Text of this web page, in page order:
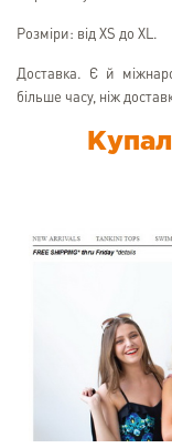
Розміри: від XS до XL.
Доставка. Є й
більше часу, ніж